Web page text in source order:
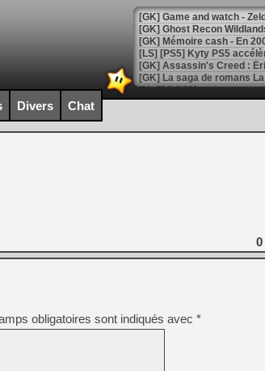
[Mo5] DOOM arrive en
[GK] Bethesda fête les 30
[GK] Roblox : l'action en
[GK] Agenda - GeForce
[LS] [PS5] ps5-y2jb-
[GK] Pourquoi Marvel
[GK] Test : Restory : Chill
[GK] GTA 6 : Rockstar
[GK] Hot Wheels Infinite
[GK] Mémoire cash -
[GK] Résultats Nintendo :
[GK] Déjà des
[Mo5] Brickboy cherche à
[GK] Minecraft et ses «
Divers Chat
0
obligatoires sont indiqués avec *